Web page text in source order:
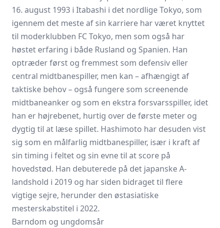
16. august 1993 i Itabashi i det nordlige Tokyo, som
igennem det meste af sin karriere har været knyttet
til moderklubben FC Tokyo, men som også har
høstet erfaring i både Rusland og Spanien. Han
optræder først og fremmest som defensiv eller
central midtbanespiller, men kan – afhængigt af
taktiske behov – også fungere som screenende
midtbaneanker og som en ekstra forsvarsspiller, idet
han er højrebenet, hurtig over de første meter og
dygtig til at læse spillet. Hashimoto har desuden vist
sig som en mål­farlig midtbanespiller, især i kraft af
sin timing i feltet og sin evne til at score på
hovedstød. Han debuterede på det japanske A-
landshold i 2019 og har siden bidraget til flere
vigtige sejre, herunder den østasiatiske
mesterskabstitel i 2022.
Barndom og ungdomsår